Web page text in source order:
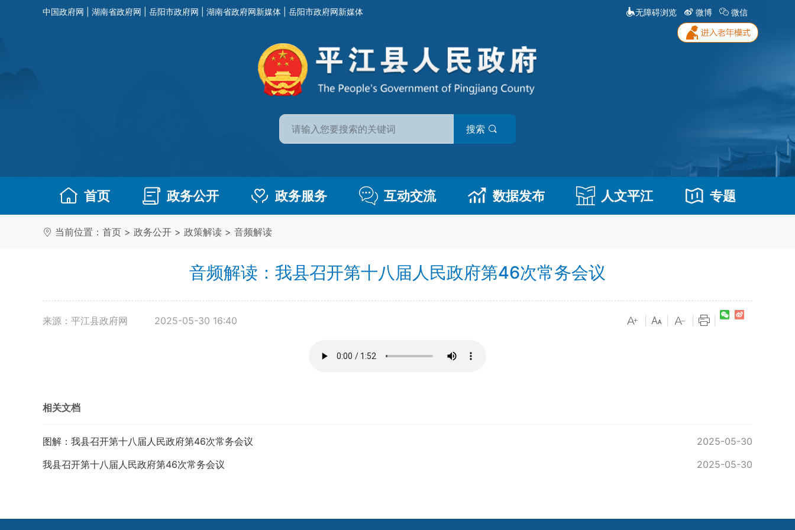
中国政府网 湖南省政府网 岳阳市政府网 湖南省政府网新媒体 岳阳市政府网新媒体 无障碍浏览 微博 微信
搜索
首页 政务公开 政务服务 互动交流 数据发布 人文平江 专题
当前位置： 首页 > 政务公开 > 政策解读 > 音频解读
音频解读：我县召开第十八届人民政府第46次常务会议
来源：平江县政府网 2025-05-30 16:40
相关文档
图解：我县召开第十八届人民政府第46次常务会议
2025-05-30
我县召开第十八届人民政府第46次常务会议
2025-05-30